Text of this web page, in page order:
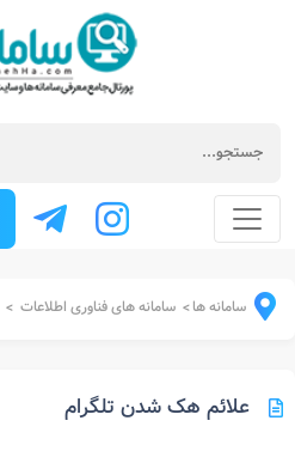
سامانه ها> سامانه های فناوری اطلاعات >
علائم هک شدن تلگرام